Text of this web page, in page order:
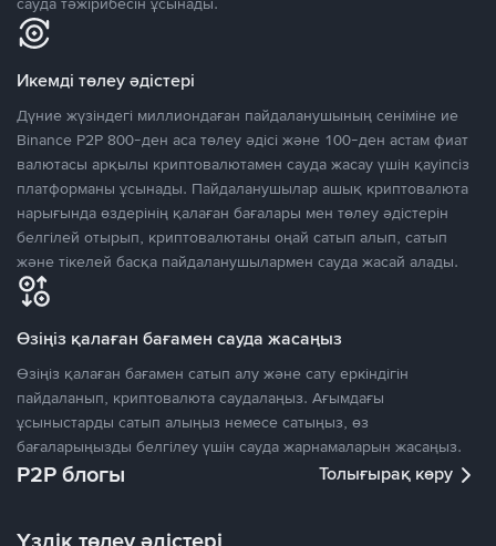
Икемді төлеу әдістері
Дүние жүзіндегі миллиондаған пайдаланушының сеніміне ие
Binance P2P 800-ден аса төлеу әдісі және 100-ден астам фиат
валютасы арқылы криптовалютамен сауда жасау үшін қауіпсіз
платформаны ұсынады. Пайдаланушылар ашық криптовалюта
нарығында өздерінің қалаған бағалары мен төлеу әдістерін
белгілей отырып, криптовалютаны оңай сатып алып, сатып
және тікелей басқа пайдаланушылармен сауда жасай алады.
Өзіңіз қалаған бағамен сауда жасаңыз
Өзіңіз қалаған бағамен сатып алу және сату еркіндігін
пайдаланып, криптовалюта саудалаңыз. Ағымдағы
ұсыныстарды сатып алыңыз немесе сатыңыз, өз
бағаларыңызды белгілеу үшін сауда жарнамаларын жасаңыз.
P2P блогы Толығырақ көру